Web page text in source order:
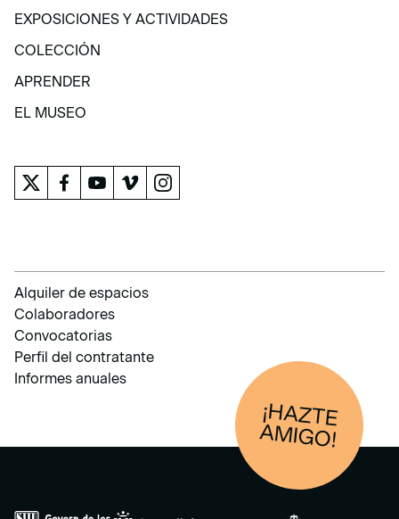
VISITA
EXPOSICIONES Y ACTIVIDADES
EXPOSICIONES Y ACTIVIDADES
COLECCIÓN
COLECCIÓN
APRENDER
APRENDER
EL MUSEO
Alquiler de espacios
Colaboradores
Convocatorias
Perfil del contratante
Informes anuales
¡HAZTE
AM
IGO!